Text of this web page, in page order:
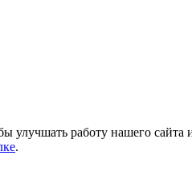
работу нашего сайта и
.